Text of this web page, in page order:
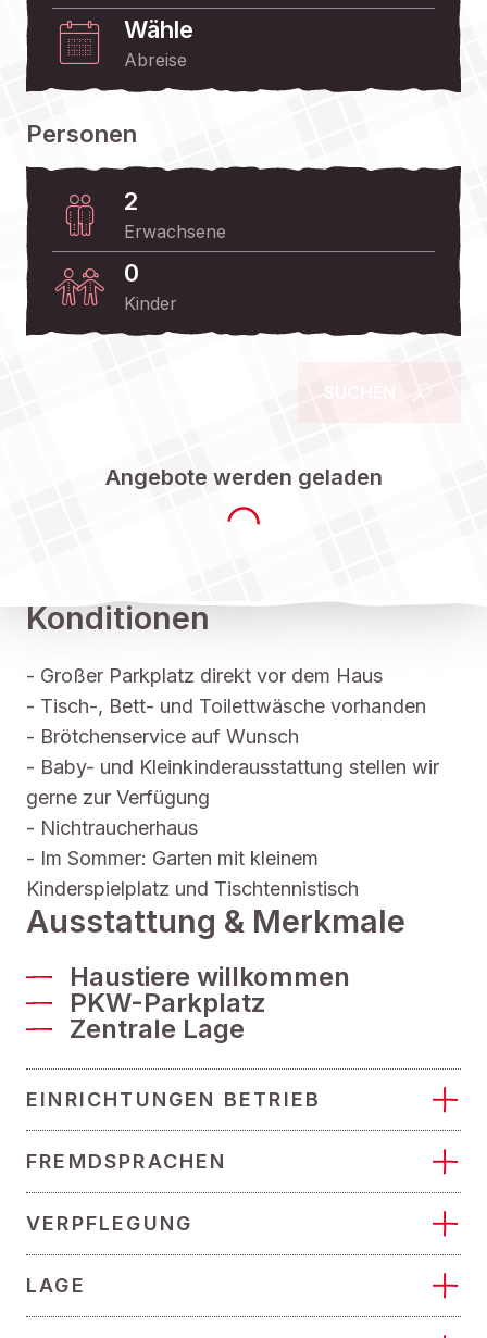
Wähle
Abreise
Personen
2
Erwachsene
0
Kinder
Angebote werden geladen
Konditionen
- Großer Parkplatz direkt vor dem Haus
- Tisch-, Bett- und Toilettwäsche vorhanden
- Brötchenservice auf Wunsch
- Baby- und Kleinkinderausstattung stellen wir
gerne zur Verfügung
- Nichtraucherhaus
- Im Sommer: Garten mit kleinem
Kinderspielplatz und Tischtennistisch
Ausstattung & Merkmale
Haustiere willkommen
PKW-Parkplatz
Zentrale Lage
EINRICHTUNGEN BETRIEB
FREMDSPRACHEN
VERPFLEGUNG
LAGE